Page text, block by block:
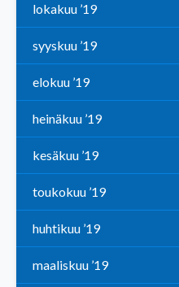
lokakuu ’19
syyskuu ’19
elokuu ’19
heinäkuu ’19
kesäkuu ’19
toukokuu ’19
huhtikuu ’19
maaliskuu ’19